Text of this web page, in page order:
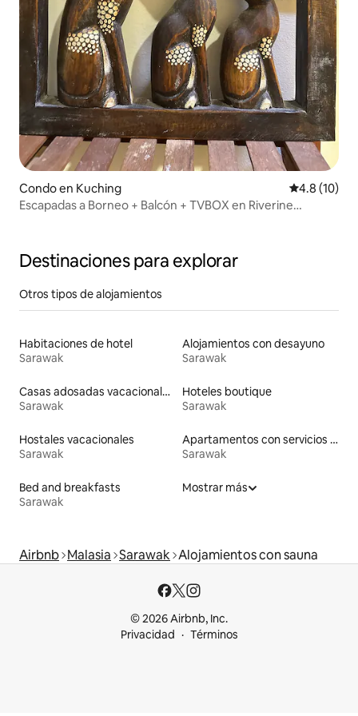
Condo en Kuching Calificación
4.8 (10)
Escapadas a Borneo + Balcón + TVBOX en Riverine
Destinaciones para explorar
Otros tipos de alojamientos
Habitaciones de hotel
Sarawak
Alojamientos con desayuno
Sarawak
Casas adosadas vacacionales
Sarawak
Hoteles boutique
Sarawak
Hostales vacacionales
Sarawak
Apartamentos con servicios incluidos vacacionales
Sarawak
Bed and breakfasts
Sarawak
Mostrar más
Airbnb Malasia Sarawak Alojamientos con sauna
© 2026 Airbnb, Inc.
Privacidad
Términos